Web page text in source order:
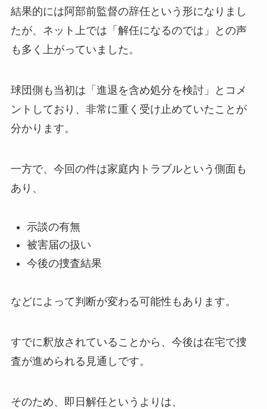
結果的には阿部前監督の辞任という形になりまし
たが、ネット上では「解任になるのでは」との声
も多く上がっていました。
球団側も当初は「進退を含め処分を検討」とコメ
ントしており、非常に重く受け止めていたことが
分かります。
一方で、今回の件は家庭内トラブルという側面も
あり、
示談の有無
被害届の扱い
今後の捜査結果
などによって判断が変わる可能性もあります。
すでに釈放されていることから、今後は在宅で捜
査が進められる見通しです。
そのため、即日解任というよりは、